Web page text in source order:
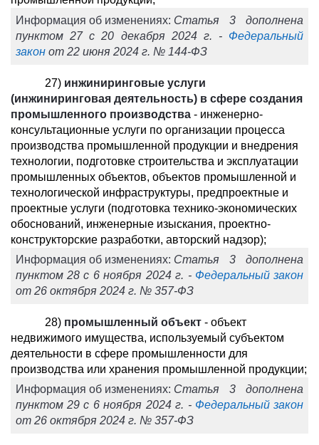
Информация об изменениях: Статья 3 дополнена
пунктом 27 с 20 декабря 2024 г. - Федеральный
законот 22 июня 2024 г. № 144-ФЗ
27) инжиниринговые услуги
(инжиниринговая деятельность) в сфере создания
промышленного производства - инженерно-
консультационные услуги по организации процесса
производства промышленной продукции и внедрения
технологии, подготовке строительства и эксплуатации
промышленных объектов, объектов промышленной и
технологической инфраструктуры, предпроектные и
проектные услуги (подготовка технико-экономических
обоснований, инженерные изыскания, проектно-
конструкторские разработки, авторский надзор);
Информация об изменениях: Статья 3 дополнена
пунктом 28 с 6 ноября 2024 г. - Федеральный закон
от 26 октября 2024 г. № 357-ФЗ
28) промышленный объект - объект
недвижимого имущества, используемый субъектом
деятельности в сфере промышленности для
производства или хранения промышленной продукции;
Информация об изменениях: Статья 3 дополнена
пунктом 29 с 6 ноября 2024 г. - Федеральный закон
от 26 октября 2024 г. № 357-ФЗ